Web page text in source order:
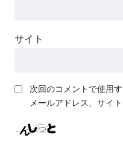
サイト
次回のコメントで使用
メールアドレス、サイト